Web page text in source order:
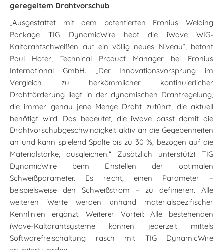
geregeltem Drahtvorschub
„Ausgestattet mit dem patentierten Fronius Welding
Package TIG DynamicWire hebt die iWave WIG-
Kaltdrahtschweißen auf ein völlig neues Niveau“, betont
Paul Hofer, Technical Product Manager bei Fronius
International GmbH. „Der Innovationsvorsprung im
Vergleich zu herkömmlicher kontinuierlicher
Drahtförderung liegt in der dynamischen Drahtregelung,
die immer genau jene Menge Draht zuführt, die aktuell
benötigt wird. Das bedeutet, die iWave passt damit die
Drahtvorschubgeschwindigkeit aktiv an die Gegebenheiten
an und kann spielend Spalte bis zu 30 %, bezogen auf die
Materialstärke, ausgleichen.“ Zusätzlich unterstützt TIG
DynamicWire beim Einstellen der optimalen
Schweißparameter. Es reicht, einen Parameter –
beispielsweise den Schweißstrom – zu definieren. Alle
weiteren Werte werden anhand materialspezifischer
Kennlinien ergänzt. Weiterer Vorteil: Alle bestehenden
iWave-Kaltdrahtsysteme können jederzeit mittels
Softwarefreischaltung rasch mit TIG DynamicWire